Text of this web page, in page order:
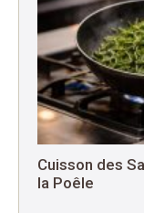
Cuisson des
la Poêle